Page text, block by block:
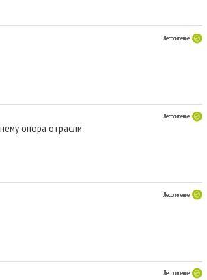
Лесопиление
Лесопиление
опора отрасли
Лесопиление
Лесопиление